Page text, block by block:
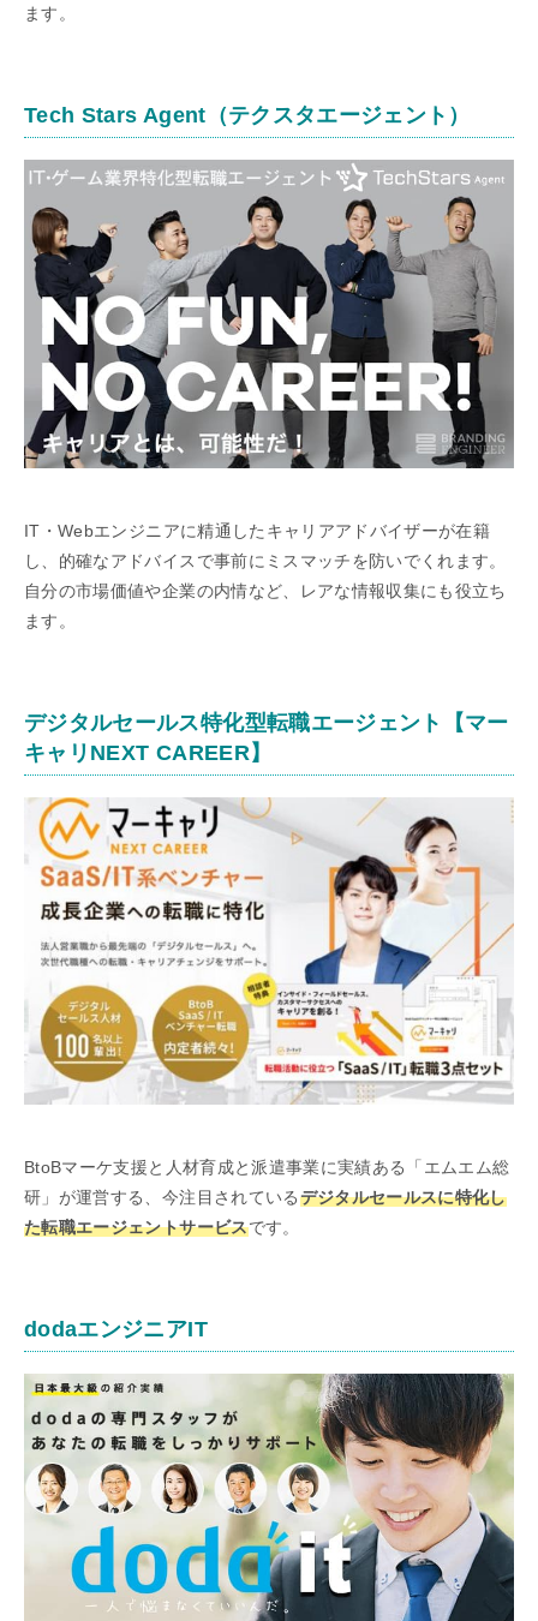
ます。
Tech Stars Agent（テクスタエージェント）
IT・Webエンジニアに精通したキャリアアドバイザーが在籍
し、的確なアドバイスで事前にミスマッチを防いでくれます。
自分の市場価値や企業の内情など、レアな情報収集にも役立ち
ます。
デジタルセールス特化型転職エージェント【マー
キャリNEXT CAREER】
BtoBマーケ支援と人材育成と派遣事業に実績ある「エムエム総
研」が運営する、今注目されているデジタルセールスに特化し
た転職エージェントサービスです。
dodaエンジニアIT